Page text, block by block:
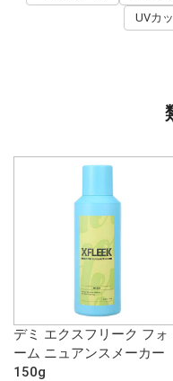
UVカ
デミ エクスフリーク フォ
ーム ニュアンスメーカー
150g